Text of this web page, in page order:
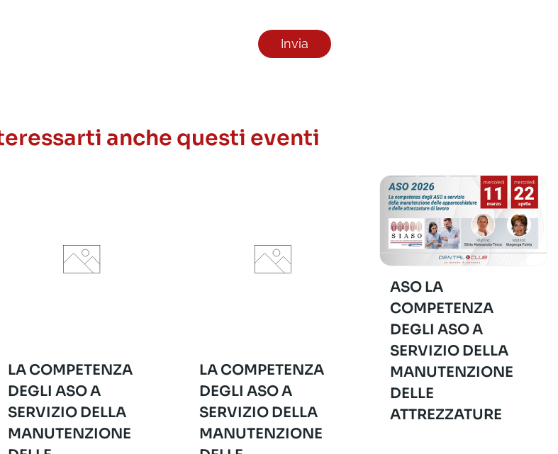
anche questi eventi
LA COMPETENZA
DEGLI ASO A
SERVIZIO DELLA
MANUTENZIONE
LA COMPETENZA
DEGLI ASO A
SERVIZIO DELLA
MANUTENZIONE
ASO LA
COMPETENZA
DEGLI ASO A
SERVIZIO DELLA
MANUTENZIONE
DELLE
ATTREZZATURE